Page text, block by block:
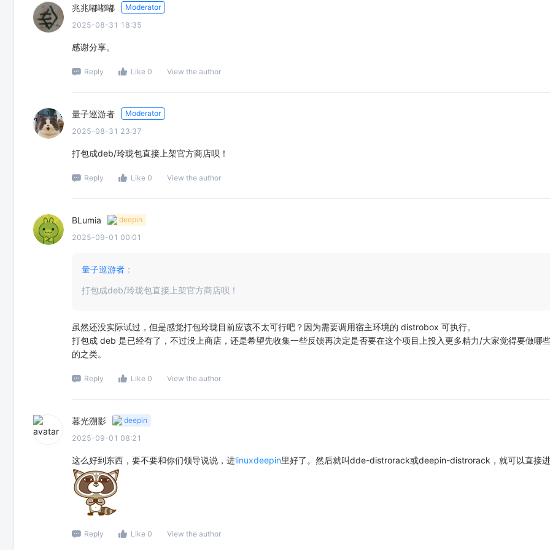
兆兆嘟嘟嘟
Moderator
2025-08-31 18:35
感谢分享。
Reply Like 0 View the author
‌量子巡游者
Moderator
2025-08-31 23:37
打包成deb/玲珑包直接上架官方商店呗！
Reply Like 0 View the author
BLumia
deepin
2025-09-01 00:01
‌量子巡游者 ：
打包成deb/玲珑包直接上架官方商店呗！
虽然还没实际试过，但是感觉打包玲珑目前应该不太可行吧？因为需要调用宿主环境的 distrobox 可执行。
打包成 deb 是已经有了，不过没上商店，还是希望先收集一些反馈再决定是否要在这个项目上投入更多精力/大家觉得要做哪
的之类。
Reply Like 0 View the author
暮光溯影
deepin
2025-09-01 08:21
这么好到东西，要不要和你们领导说说，进linuxdeepin里好了。然后就叫dde-distrorack或deepin-distrorack，就可以直接
Reply Like 0 View the author